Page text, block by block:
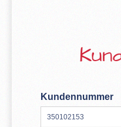
Kundennummer